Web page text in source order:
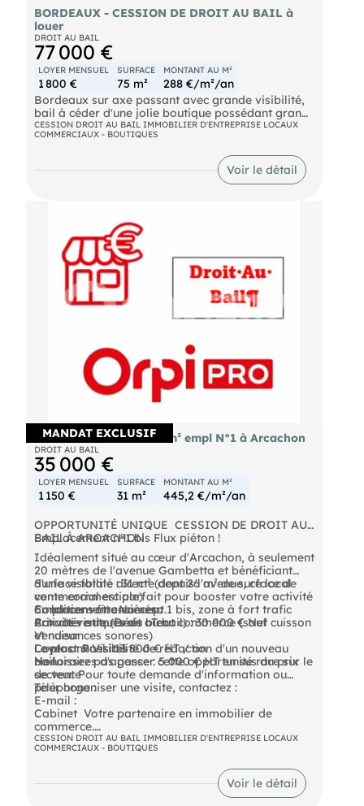
BORDEAUX - CESSION DE DROIT AU BAIL à
louer
DROIT AU BAIL
77 000 €
LOYER MENSUEL
1 800 €
SURFACE
75 m²
MONTANT AU M²
288 €/m²/an
Bordeaux sur axe passant avec grande visibilité,
bail à céder d'une jolie boutique possédant grand
linéaire vitrine, belles hauteurs sous plafond 4.40
m, prestations anciennes conservées,
Ref :820 VB
CESSION DROIT AU BAIL IMMOBILIER D'ENTREPRISE LOCAUX
COMMERCIAUX - BOUTIQUES
Voir le détail
MANDAT EXCLUSIF
Cession bail local de 31m² empl N°1 à Arcachon
DROIT AU BAIL
35 000 €
LOYER MENSUEL
1 150 €
SURFACE
31 m²
MONTANT AU M²
445,2 €/m²/an
OPPORTUNITÉ UNIQUE  CESSION DE DROIT AU
BAIL À ARCACHON
Emplacement n°1 bis Flux piéton !
Idéalement situé au cœur d'Arcachon, à seulement
20 mètres de l'avenue Gambetta et bénéficiant
d'une visibilité directe depuis l'avenue, ce local
commercial est parfait pour booster votre activité
ou lancer votre concept.
Caractéristiques du bien :
Surface totale : 31 m² (dont 26 m² de surface de
vente commerciale)
Emplacement : Numéro 1 bis, zone à fort trafic
Activités autorisées : Tout commerce (sauf cuisson
et nuisances sonores)
Le plus : Possibilité de rédaction d'un nouveau
bail.
Conditions financières :
Prix de vente (Droit au bail) : 30 000 € Net
Vendeur
Loyer annuel : 13 800 € HT / an
Honoraires d'agence : 5 000 € HT en sus du prix
de vente
Contact & Visites
Ne laissez pas passer cette opportunité rare sur le
secteur. Pour toute demande d'information ou
pour organiser une visite, contactez :
Téléphone :
E-mail :
Cabinet  Votre partenaire en immobilier de
commerce.
CESSION DROIT AU BAIL IMMOBILIER D'ENTREPRISE LOCAUX
COMMERCIAUX - BOUTIQUES
Voir le détail